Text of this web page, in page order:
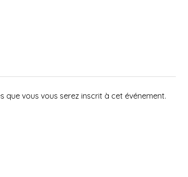
que vous vous serez inscrit à cet événement.